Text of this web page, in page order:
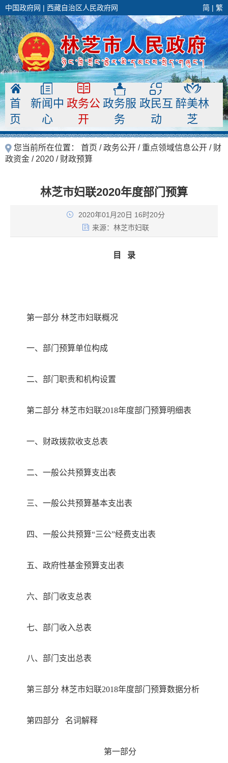
中国政府网 | 西藏自治区人民政府网 简 | 繁
首
页
新闻中
心
政务公
开
政务服
务
政民互
动
醉美林
芝
您当前所在位置： 首页 /政务公开 / 重点领域信息公开 / 财
政资金 / 2020 / 财政预算
林芝市妇联2020年度部门预算
2020年01月20日 16时20分
来源： 林芝市妇联
目 录
第一部分 林芝市妇联概况
一、部门预算单位构成
二、部门职责和机构设置
第二部分 林芝市妇联2018年度部门预算明细表
一、财政拨款收支总表
二、一般公共预算支出表
三、一般公共预算基本支出表
四、一般公共预算“三公”经费支出表
五、政府性基金预算支出表
六、部门收支总表
七、部门收入总表
八、部门支出总表
第三部分 林芝市妇联2018年度部门预算数据分析
第四部分 名词解释
第一部分